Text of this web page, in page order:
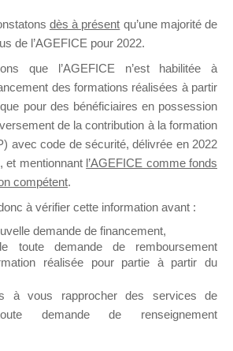
destiné aux Organismes de
souhaitent répondre à l’Appel à
du Dirigeant.
possible de laisser un message
question.
d’êtreinscrit(e)pour
ce groupe
dès à présent qu’une majorité de
de l’AGEFICE pour 2022.
que l’AGEFICE n’est habilitée à
des formations réalisées à partir
pour des bénéficiaires en possession
de la contribution à la formation
avec code de sécurité, délivrée en 2022
et mentionnant l’AGEFICE comme fonds
compétent.
à vérifier cette information avant :
demande de financement,
toute demande de remboursement
réalisée pour partie à partir du
à vous rapprocher des services de
demande de renseignement